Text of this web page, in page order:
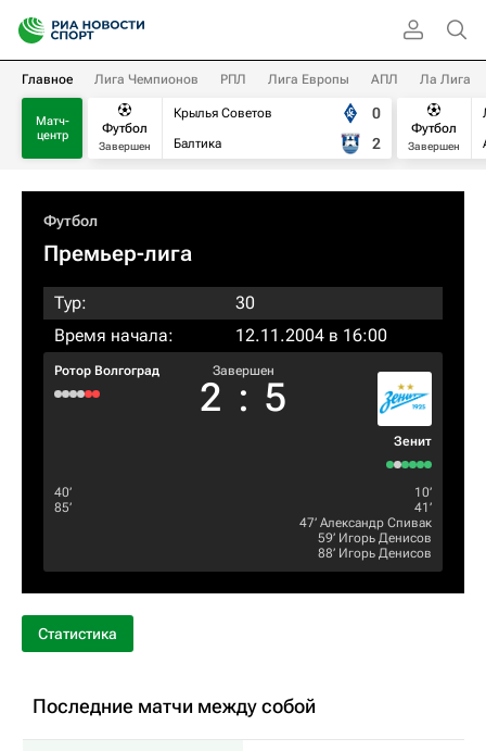
Главное Лига Чемпионов РПЛ Лига Европы АПЛ Ла Лига
Матч-
центр
Футбол
Завершен
Крылья Советов
Балтика
0
2
Футбол
Завершен
Футбол
Премьер-лига
Тур:
30
Время начала:
12.11.2004 в 16:00
Ротор Волгоград Завершен
2 : 5
Зенит
40‎’‎
85‎’‎
10‎’‎
41‎’‎
47‎’‎ Александр Спивак
59‎’‎ Игорь Денисов
88‎’‎ Игорь Денисов
Статистика
Последние матчи между собой